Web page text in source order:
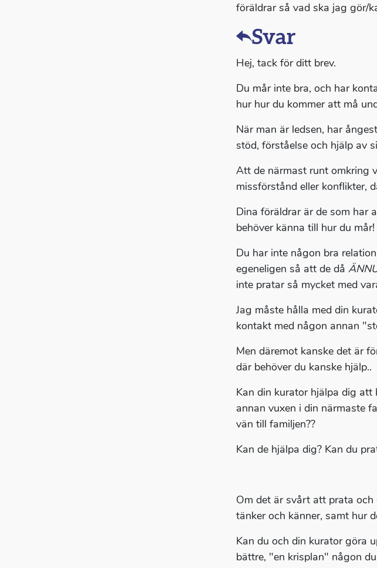
föräldrar så vad ska jag gör/
Svar
Hej, tack för ditt brev.
Du mår inte bra, och har
hur hur du kommer att må
När man är ledsen, har
stöd, förståelse och hjälp av
Att de närmast runt omkring
missförstånd eller konflikter,
Dina föräldrar är de som har
behöver känna till hur du
Du har inte någon bra
egeneligen så att de då
inte pratar så mycket med
Jag måste hålla med din
kontakt med någon annan
Men däremot kanske det är
där behöver du kanske hjälp..
Kan din kurator hjälpa dig att
annan vuxen i din närmaste
vän till familjen??
Kan de hjälpa dig? Kan du
Om det är svårt att prata
tänker och känner, samt hur
Kan du och din kurator göra
bättre, "en krisplan" någon